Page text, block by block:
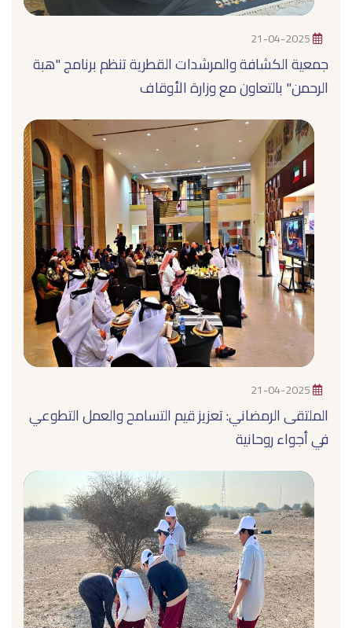
21-04-2025
جمعية الكشافة والمرشدات القطرية تنظم برنامج "هبة
الرحمن" بالتعاون مع وزارة الأوقاف
21-04-2025
الملتقى الرمضاني: تعزيز قيم التسامح والعمل التطوعي
في أجواء روحانية